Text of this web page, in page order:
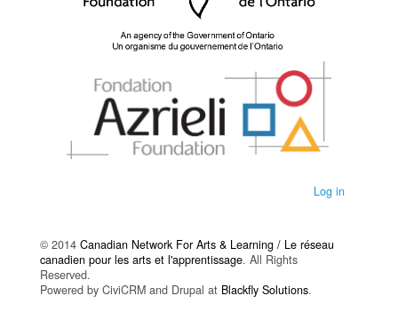
Log in
© 2014 Canadian Network For Arts & Learning / Le réseau
canadien pour les arts et l'apprentissage. All Rights
Reserved.
Powered by CiviCRM and Drupal at Blackfly Solutions.